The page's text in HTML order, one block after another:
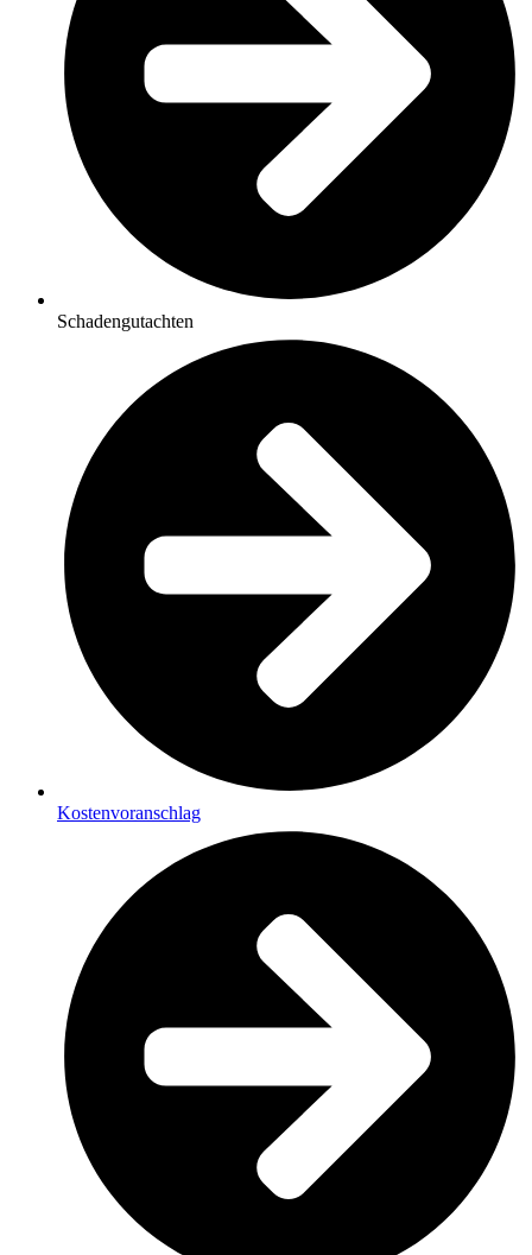
Schadengutachten
Kostenvoranschlag